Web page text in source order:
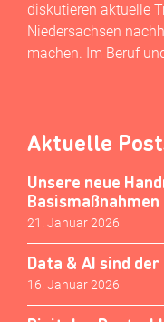
diskutieren aktuelle
Niedersachsen
machen. Im Beruf
Aktuelle
Unsere neue
21. Januar 2026
Data & AI sind
16. Januar 2026